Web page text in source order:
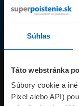
Súhlas
Táto webstránka
Súbory cookie a
Pixel alebo API)
Přejít
Produkty